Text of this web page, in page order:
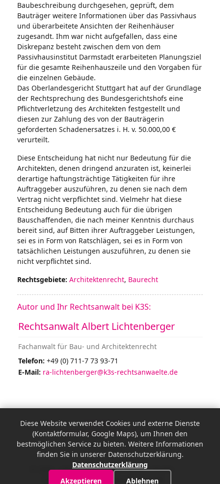
Baubeschreibung durchgesehen, geprüft, dem
Bauträger weitere Informationen über das Passivhaus
und überarbeitete Ansichten der Reihenhäuser
zugesandt. Ihm war nicht aufgefallen, dass eine
Diskrepanz besteht zwischen dem von dem
Passivhausinstitut Darmstadt erarbeiteten Planungsziel
für die gesamte Reihenhauszeile und den Vorgaben für
die einzelnen Gebäude.
Das Oberlandesgericht Stuttgart hat auf der Grundlage
der Rechtsprechung des Bundesgerichtshofs eine
Pflichtverletzung des Architekten festgestellt und
diesen zur Zahlung des von der Bauträgerin
geforderten Schadenersatzes i. H. v. 50.000,00 €
verurteilt.
Diese Entscheidung hat nicht nur Bedeutung für die
Architekten, denen dringend anzuraten ist, keinerlei
derartige haftungsträchtige Tätigkeiten für ihre
Auftraggeber auszuführen, zu denen sie nach dem
Vertrag nicht verpflichtet sind. Vielmehr hat diese
Entscheidung Bedeutung auch für die übrigen
Bauschaffenden, die nach meiner Kenntnis durchaus
bereit sind, auf Bitten ihrer Auftraggeber Leistungen,
sei es in Form von Ratschlägen, sei es in Form von
tatsächlichen Leistungen auszuführen, zu denen sie
nicht verpflichtet sind.
Rechtsgebiete: Architektenrecht, Baurecht
Autor und Ihr Rechtsanwalt bei K3S:
Rechtsanwalt Albert Lichtenberger
Fachanwalt für Bau- und Architektenrecht
Telefon: +49 (0) 711-7 73 93-71
E-Mail: ra-lichtenberger@k3s-rechtsanwaelte.de
Impressum
Datenschutzerklärung
Cookie-Einstellungen
© 2026 - K3S Rechtsanwälte Straub, Staufer,
Schwemmle, Weller, Bauer PartGmbB
Diese Website verwendet Cookies und externe Dienste
(Kontaktformular, Google Maps), um Ihnen den
bestmöglichen Service zu bieten. Weitere Informationen
finden Sie in unserer Datenschutzerklärung.
Datenschutzerklärung
Akzeptieren
Ablehnen